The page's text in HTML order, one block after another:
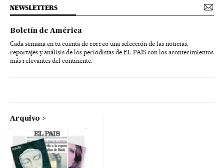
NEWSLETTERS
Boletín de América
Cada semana en tu cuenta de correo una selección de las noticias,
reportajes y análisis de los periodistas de EL PAÍS con los acontecimientos
más relevantes del continente.
Arquivo